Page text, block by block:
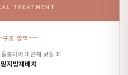
TREATMENT
구조 영역
출되어 피곤해 보일 때
지방재배치